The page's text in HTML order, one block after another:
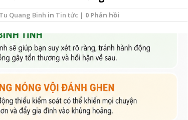
Quang Binh in Tin tức | 0 Phản hồi